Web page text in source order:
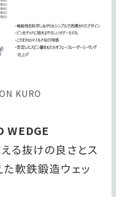
KURO
WEDGE
る抜けの良さとス
軟鉄鍛造ウェッ